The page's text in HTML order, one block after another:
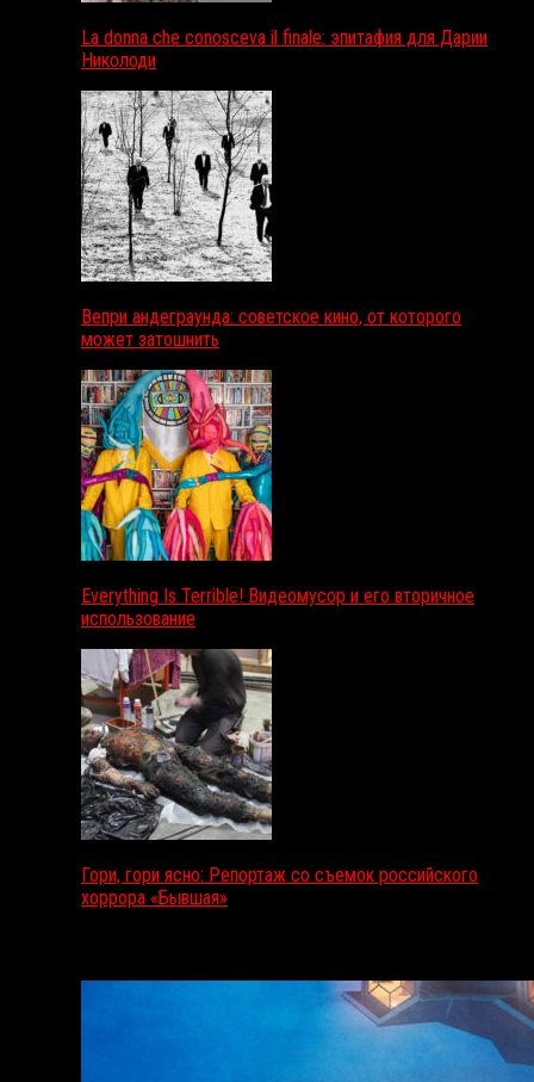
La donna che conosceva il finale: эпитафия для Дарии
Николоди
Вепри андеграунда: советское кино, от которого
может затошнить
Everything Is Terrible! Видеомусор и его вторичное
использование
Гори, гори ясно: Репортаж со съемок российского
хоррора «Бывшая»